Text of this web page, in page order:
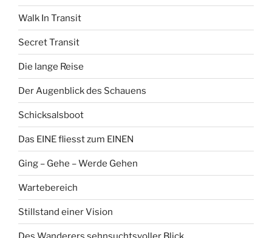
Walk In Transit
Secret Transit
Die lange Reise
Der Augenblick des Schauens
Schicksalsboot
Das EINE fliesst zum EINEN
Ging – Gehe – Werde Gehen
Wartebereich
Stillstand einer Vision